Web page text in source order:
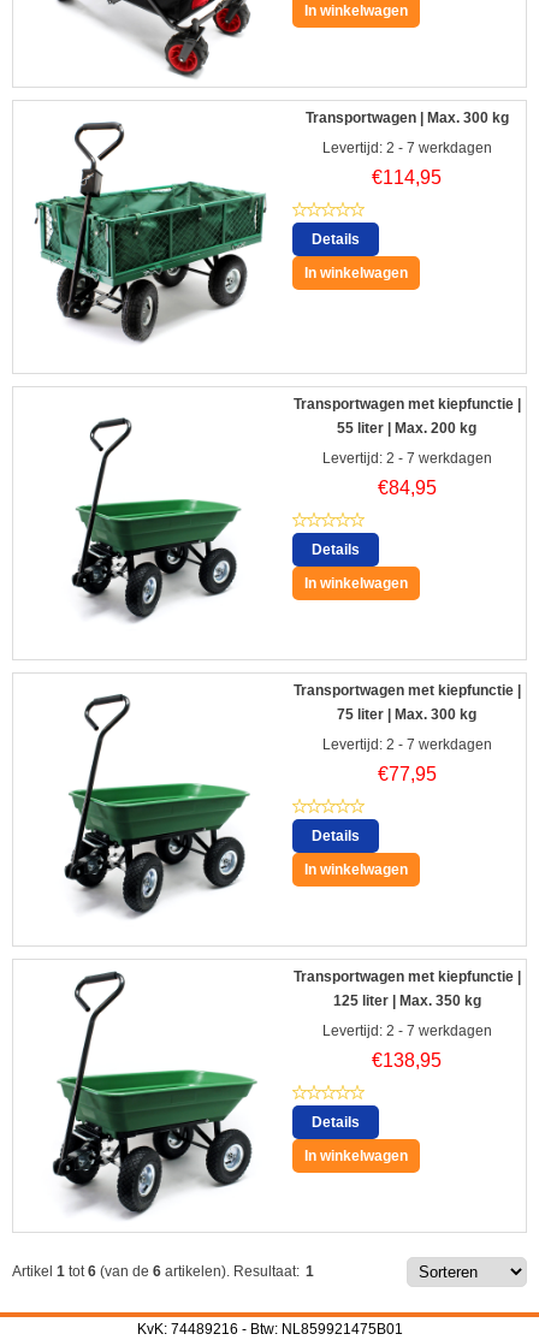
In winkelwagen
Transportwagen | Max. 300 kg
Levertijd: 2 - 7 werkdagen
€114,95
Details
In winkelwagen
Transportwagen met kiepfunctie |
55 liter | Max. 200 kg
Levertijd: 2 - 7 werkdagen
€84,95
Details
In winkelwagen
Transportwagen met kiepfunctie |
75 liter | Max. 300 kg
Levertijd: 2 - 7 werkdagen
€77,95
Details
In winkelwagen
Transportwagen met kiepfunctie |
125 liter | Max. 350 kg
Levertijd: 2 - 7 werkdagen
€138,95
Details
In winkelwagen
Artikel 1 tot 6 (van de 6 artikelen). Resultaat: 1
KvK: 74489216 - Btw: NL859921475B01